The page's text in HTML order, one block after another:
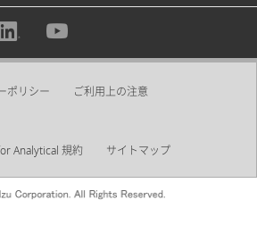
ポリシー ご利用上の注意
Analytical 規約 サイトマップ